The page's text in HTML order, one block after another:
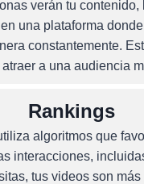
verán tu contenido,
una plataforma
constantemente.
a una audiencia
Rankings
algoritmos que
interacciones,
tus videos son